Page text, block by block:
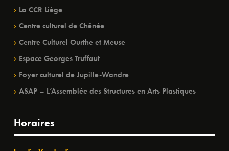
La CCR Liège
Centre culturel de Chênée
Centre Culturel Ourthe et Meuse
Espace Georges Truffaut
Foyer culturel de Jupille-Wandre
ASAP – L’Assemblée des Structures en Arts Plastiques
Horaires